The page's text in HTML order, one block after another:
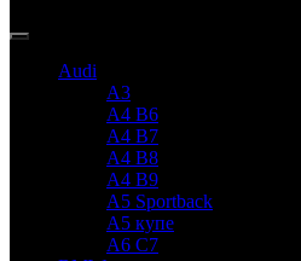
Audi
A3
A4 B6
A4 B7
A4 B8
A4 B9
A5 Sportback
A5 купе
A6 C7